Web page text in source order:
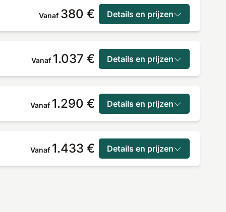
Vanaf 380 € Details en prijzen
Vanaf 1.037 € Details en prijzen
Vanaf 1.290 € Details en prijzen
Vanaf 1.433 € Details en prijzen